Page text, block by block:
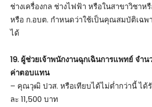
ช่างเครื่องกล ช่างไฟฟ้า หรือในสาขาวิชาห
หรือ ก.อบต. กำหนดว่าใช้เป็นคุณสมบัติเฉพ
ได้
19. ผู้ช่วยเจ้าพนักงานฉุกเฉินการแพทย์ จำน
ค่าตอบแทน
– คุณวุฒิ ปวส. หรือเทียบได้ไม่ต่ำกว่านี้ ได้
ละ 11,500 บาท